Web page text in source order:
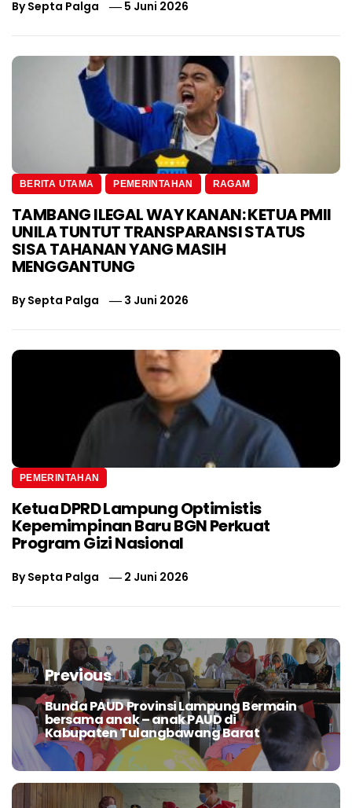
BySepta Palga 5 Juni 2026
BERITA UTAMA PEMERINTAHAN RAGAM
TAMBANG ILEGAL WAY KANAN: KETUA PMII
UNILA TUNTUT TRANSPARANSI STATUS
SISA TAHANAN YANG MASIH
MENGGANTUNG
BySepta Palga 3 Juni 2026
PEMERINTAHAN
Ketua DPRD Lampung Optimistis
Kepemimpinan Baru BGN Perkuat
Program Gizi Nasional
BySepta Palga 2 Juni 2026
Navigasi
posPrevious
Previous
post:
Bunda PAUD Provinsi Lampung Bermain
bersama anak – anak PAUD di
Kabupaten Tulangbawang Barat